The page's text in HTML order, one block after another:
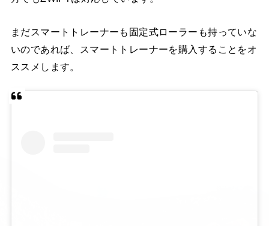
まだスマートトレーナーも固定式ローラーも持っていな
いのであれば、スマートトレーナーを購入することをオ
ススメします。